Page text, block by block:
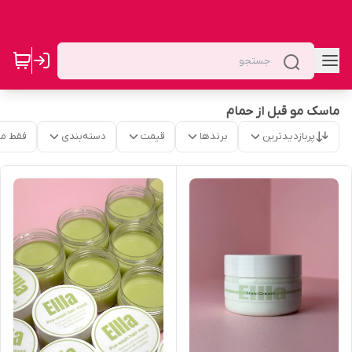
ماسک مو قبل از حمام
پربازدیدترین برندها قیمت دسته‌بندی فقط